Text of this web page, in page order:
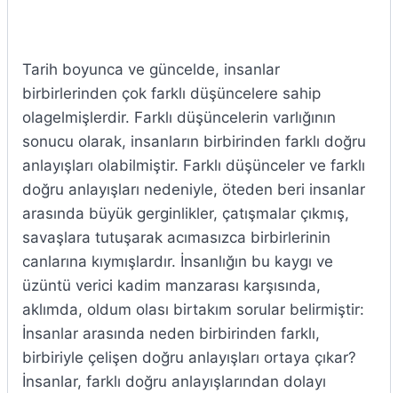
Tarih boyunca ve güncelde, insanlar
birbirlerinden çok farklı düşüncelere sahip
olagelmişlerdir. Farklı düşüncelerin varlığının
sonucu olarak, insanların birbirinden farklı doğru
anlayışları olabilmiştir. Farklı düşünceler ve farklı
doğru anlayışları nedeniyle, öteden beri insanlar
arasında büyük gerginlikler, çatışmalar çıkmış,
savaşlara tutuşarak acımasızca birbirlerinin
canlarına kıymışlardır. İnsanlığın bu kaygı ve
üzüntü verici kadim manzarası karşısında,
aklımda, oldum olası birtakım sorular belirmiştir:
İnsanlar arasında neden birbirinden farklı,
birbiriyle çelişen doğru anlayışları ortaya çıkar?
İnsanlar, farklı doğru anlayışlarından dolayı